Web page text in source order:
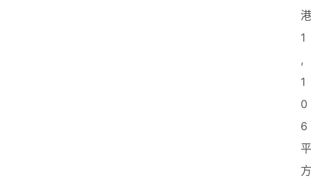
港
1
,
1
0
6
平
方